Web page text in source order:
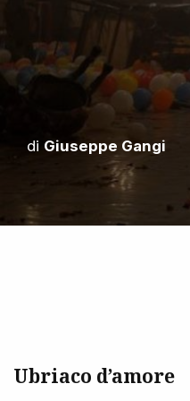
di Giuseppe Gangi
Ubriaco d’amore